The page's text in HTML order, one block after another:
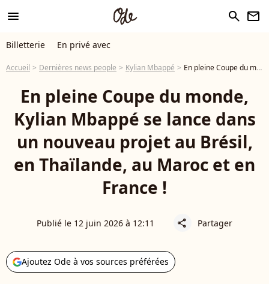
menu search newsletter
Billetterie En privé avec
Accueil Dernières news people Kylian Mbappé En pleine Coupe du monde, Kylian Mbappé se lance dans un nouveau projet au Brésil, en Thaïlande, au Maroc et en France !
En pleine Coupe du monde,
Kylian Mbappé se lance dans
un nouveau projet au Brésil,
en Thaïlande, au Maroc et en
France !
Publié le 12 juin 2026 à 12:11 share Partager
Ajoutez Ode à vos sources préférées